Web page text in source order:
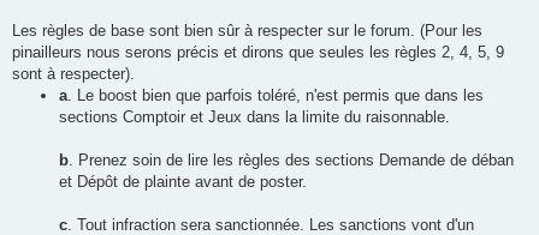
Les règles de base sont bien sûr à respecter sur le forum. (Pour les
pinailleurs nous serons précis et dirons que seules les règles 2, 4, 5, 9
sont à respecter).
a . Le boost bien que parfois toléré, n'est permis que dans les
sections Comptoir et Jeux dans la limite du raisonnable.
b . Prenez soin de lire les règles des sections Demande de déban
et Dépôt de plainte avant de poster.
c . Tout infraction sera sanctionnée. Les sanctions vont d'un